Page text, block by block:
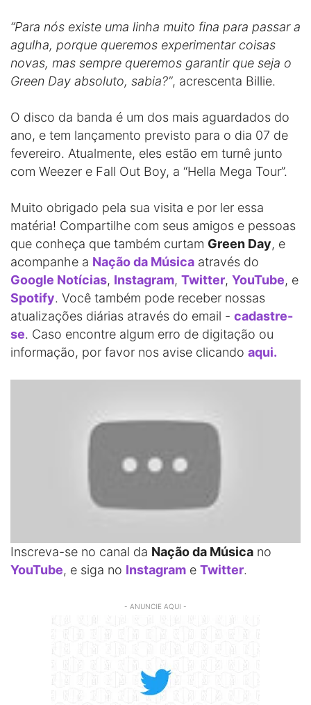
“Para nós existe uma linha muito fina para passar a
agulha, porque queremos experimentar coisas
novas, mas sempre queremos garantir que seja o
Green Day absoluto, sabia?”, acrescenta Billie.
O disco da banda é um dos mais aguardados do
ano, e tem lançamento previsto para o dia 07 de
fevereiro. Atualmente, eles estão em turnê junto
com Weezer e Fall Out Boy, a “Hella Mega Tour”.
Muito obrigado pela sua visita e por ler essa
matéria! Compartilhe com seus amigos e pessoas
que conheça que também curtam Green Day, e
acompanhe a Nação da Música através do
Google Notícias, Instagram, Twitter, YouTube, e
Spotify. Você também pode receber nossas
atualizações diárias através do email - cadastre-
se. Caso encontre algum erro de digitação ou
informação, por favor nos avise clicando aqui.
Inscreva-se no canal da Nação da Música no
YouTube, e siga no Instagram e Twitter.
- ANUNCIE AQUI -